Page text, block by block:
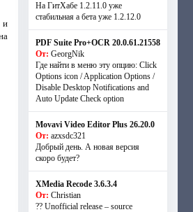
и
На ГитХабе 1.2.11.0 уже
стабильная а бета уже 1.2.12.0
PDF Suite Pro+OCR 20.0.61.21558
От: GeorgNik
Где найти в меню эту опцию: Click
Options icon / Application Options /
Disable Desktop Notifications and
Auto Update Check option
Movavi Video Editor Plus 26.20.0
От: azxsdc321
Добрый день. А новая версия
скоро будет?
XMedia Recode 3.6.3.4
От: Christian
?? Unofficial release – source